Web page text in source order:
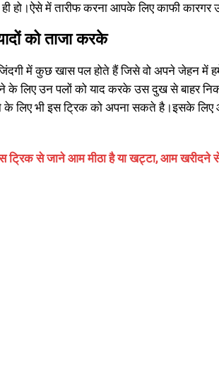
हो।ऐसे में तारीफ करना आपके लिए काफी
को ताजा करके
में कुछ खास पल होते हैं जिसे वो अपने जेहन में
के लिए उन पलों को याद करके उस दुख से बाहर
लिए भी इस ट्रिक को अपना सकते है।इसके लिए
ट्रिक से जाने आम मीठा है या खट्टा, आम खरीदने